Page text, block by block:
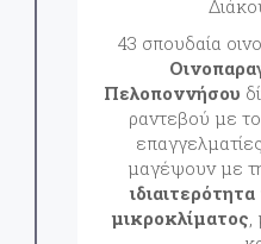
43 σπουδαία
Πελοποννήσου
ραντεβού με το
μαγέψουν με
μικροκλίματος,